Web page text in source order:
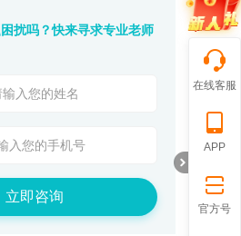
扰吗？快来寻求专业老师
立即咨询
在线客服
APP
官方号